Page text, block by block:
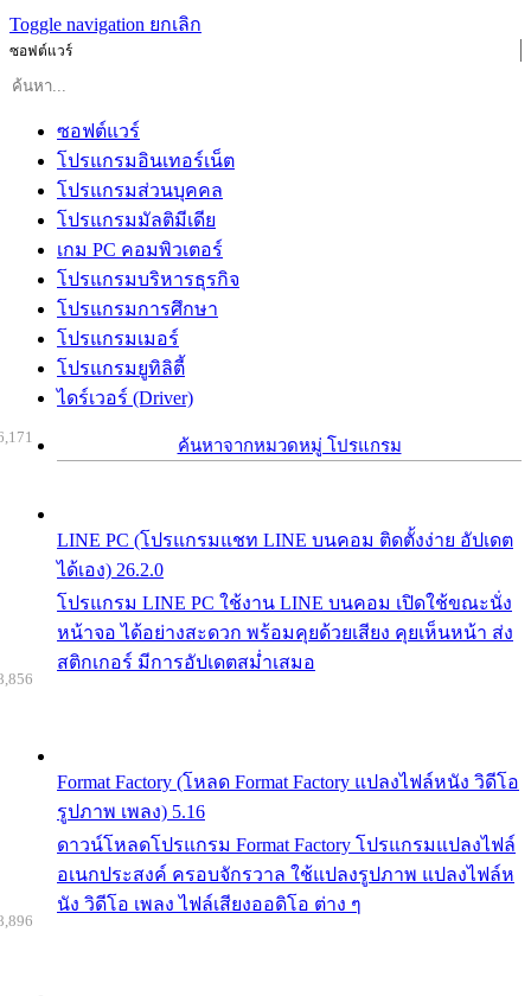
Toggle navigation ยกเลิก
ซอฟต์แวร์
ซอฟต์แวร์
โปรแกรมอินเทอร์เน็ต
โปรแกรมส่วนบุคคล
โปรแกรมมัลติมีเดีย
เกม PC คอมพิวเตอร์
โปรแกรมบริหารธุรกิจ
โปรแกรมการศึกษา
โปรแกรมเมอร์
โปรแกรมยูทิลิตี้
ไดร์เวอร์ (Driver)
ค้นหาจากหมวดหมู่ โปรแกรม
LINE PC (โปรแกรมแชท LINE บนคอม ติดตั้งง่าย อัปเดต
ได้เอง) 26.2.0
โปรแกรม LINE PC ใช้งาน LINE บนคอม เปิดใช้ขณะนั่ง
หน้าจอ ได้อย่างสะดวก พร้อมคุยด้วยเสียง คุยเห็นหน้า ส่ง
สติกเกอร์ มีการอัปเดตสม่ำเสมอ
Format Factory (โหลด Format Factory แปลงไฟล์หนัง วิดีโอ
รูปภาพ เพลง) 5.16
ดาวน์โหลดโปรแกรม Format Factory โปรแกรมแปลงไฟล์
อเนกประสงค์ ครอบจักรวาล ใช้แปลงรูปภาพ แปลงไฟล์ห
นัง วิดีโอ เพลง ไฟล์เสียงออดิโอ ต่าง ๆ